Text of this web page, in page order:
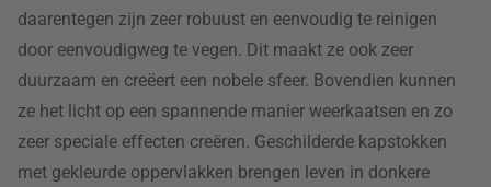
daarentegen zijn zeer robuust en eenvoudig te reinigen
door eenvoudigweg te vegen. Dit maakt ze ook zeer
duurzaam en creëert een nobele sfeer. Bovendien kunnen
ze het licht op een spannende manier weerkaatsen en zo
zeer speciale effecten creëren. Geschilderde kapstokken
met gekleurde oppervlakken brengen leven in donkere